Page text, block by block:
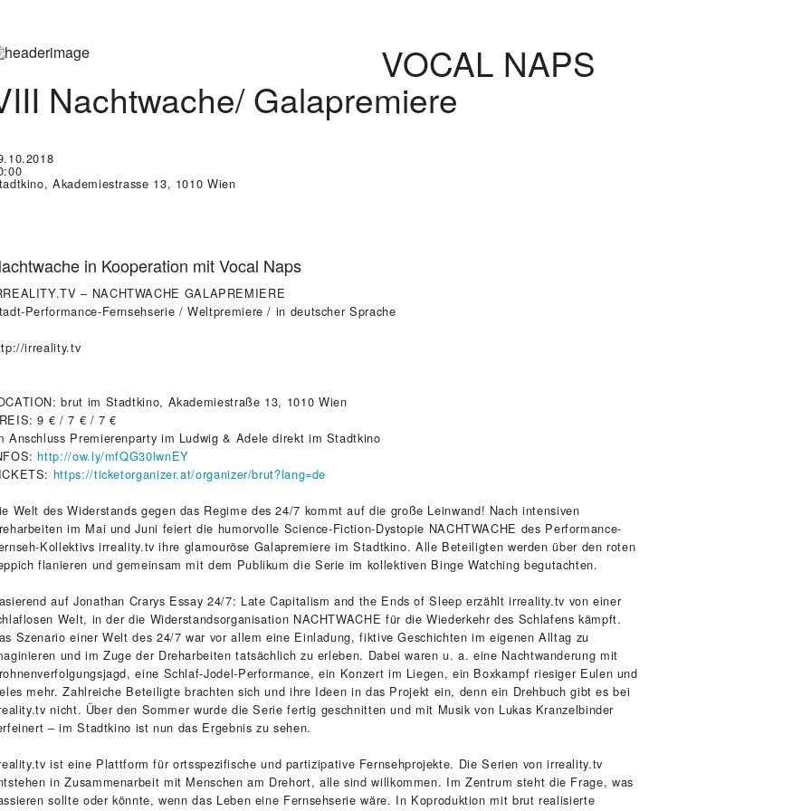
VOCAL NAPS
Nachtwache/ Galapremiere
Akademiestrasse 13, 1010 Wien
in Kooperation mit Vocal Naps
– NACHTWACHE GALAPREMIERE
Performance-Fernsehserie / Weltpremiere / in deutscher Sprache
irreality.tv
brut im Stadtkino, Akademiestraße 13, 1010 Wien
9 € / 7 € / 7 €
Anschluss Premierenparty im Ludwig & Adele direkt im Stadtkino
http://ow.ly/mfQG30lwnEY
https://ticketorganizer.at/organizer/brut?lang=de
Welt des Widerstands gegen das Regime des 24/7 kommt auf die große Leinwand! Nach intensiven
im Mai und Juni feiert die humorvolle Science-Fiction-Dystopie NACHTWACHE des Performance-
Kollektivs irreality.tv ihre glamouröse Galapremiere im Stadtkino. Alle Beteiligten werden über den roten
flanieren und gemeinsam mit dem Publikum die Serie im kollektiven Binge Watching begutachten.
auf Jonathan Crarys Essay 24/7: Late Capitalism and the Ends of Sleep erzählt irreality.tv von einer
Welt, in der die Widerstandsorganisation NACHTWACHE für die Wiederkehr des Schlafens kämpft.
Szenario einer Welt des 24/7 war vor allem eine Einladung, fiktive Geschichten im eigenen Alltag zu
und im Zuge der Dreharbeiten tatsächlich zu erleben. Dabei waren u. a. eine Nachtwanderung mit
eine Schlaf-Jodel-Performance, ein Konzert im Liegen, ein Boxkampf riesiger Eulen und
mehr. Zahlreiche Beteiligte brachten sich und ihre Ideen in das Projekt ein, denn ein Drehbuch gibt es bei
nicht. Über den Sommer wurde die Serie fertig geschnitten und mit Musik von Lukas Kranzelbinder
– im Stadtkino ist nun das Ergebnis zu sehen.
ist eine Plattform für ortsspezifische und partizipative Fernsehprojekte. Die Serien von irreality.tv
in Zusammenarbeit mit Menschen am Drehort, alle sind willkommen. Im Zentrum steht die Frage, was
sollte oder könnte, wenn das Leben eine Fernsehserie wäre. In Koproduktion mit brut realisierte